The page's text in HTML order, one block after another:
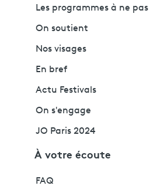
Les programmes à ne
On soutient
Nos visages
En bref
Actu Festivals
On s'engage
JO Paris 2024
À votre écoute
FAQ